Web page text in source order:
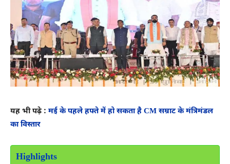
यह भी पढ़े : मई के पहले हफ्ते में हो सकता है CM सम्राट के मंत्रिमंडल
का विस्तार
Highlights